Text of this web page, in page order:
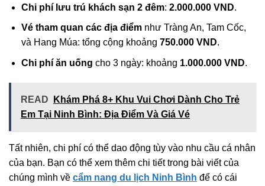
Chi phí lưu trú khách sạn 2 đêm: 2.000.000 VND.
Vé tham quan các địa điểmnhư Tràng An, Tam Cốc,
và Hang Múa: tổng cộng khoảng 750.000 VND.
Chi phí ăn uống cho 3 ngày: khoảng 1.000.000 VND.
READ
Khám Phá 8+ Khu Vui Chơi Dành Cho Trẻ
Em Tại Ninh Bình: Địa Điểm Và Giá Vé
Tất nhiên, chi phí có thể dao động tùy vào nhu cầu cá nhân
của bạn. Bạn có thể xem thêm chi tiết trong bài viết của
chúng mình về cẩm nang du lịch Ninh Bình để có cái